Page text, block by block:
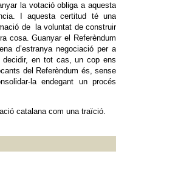
la votació obliga a aquesta
I aquesta certitud té una
de la voluntat de construir
cosa. Guanyar el Referèndum
d’estranya negociació per a
decidir, en tot cas, un cop ens
del Referèndum és, sense
la endegant un procés
catalana com una traïció.